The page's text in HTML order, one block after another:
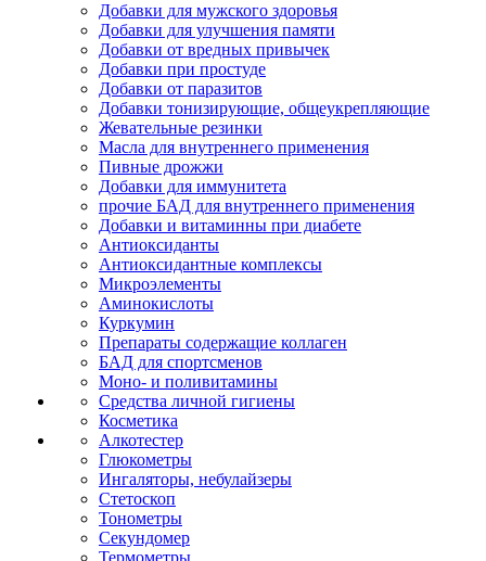
Добавки для мужского здоровья
Добавки для улучшения памяти
Добавки от вредных привычек
Добавки при простуде
Добавки от паразитов
Добавки тонизирующие, общеукрепляющие
Жевательные резинки
Масла для внутреннего применения
Пивные дрожжи
Добавки для иммунитета
прочие БАД для внутреннего применения
Добавки и витаминны при диабете
Антиоксиданты
Антиоксидантные комплексы
Микроэлементы
Аминокислоты
Куркумин
Препараты содержащие коллаген
БАД для спортсменов
Моно- и поливитамины
Средства личной гигиены
Косметика
Алкотестер
Глюкометры
Ингаляторы, небулайзеры
Стетоскоп
Тонометры
Секундомер
Термометры